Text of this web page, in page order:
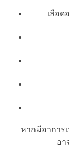
เลือด
หากมีอาการ
อ